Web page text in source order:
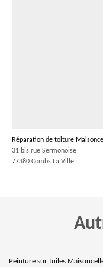
Réparation de toiture
31 bis rue Sermonoise
77380 Combs La Ville
Peinture sur tuiles